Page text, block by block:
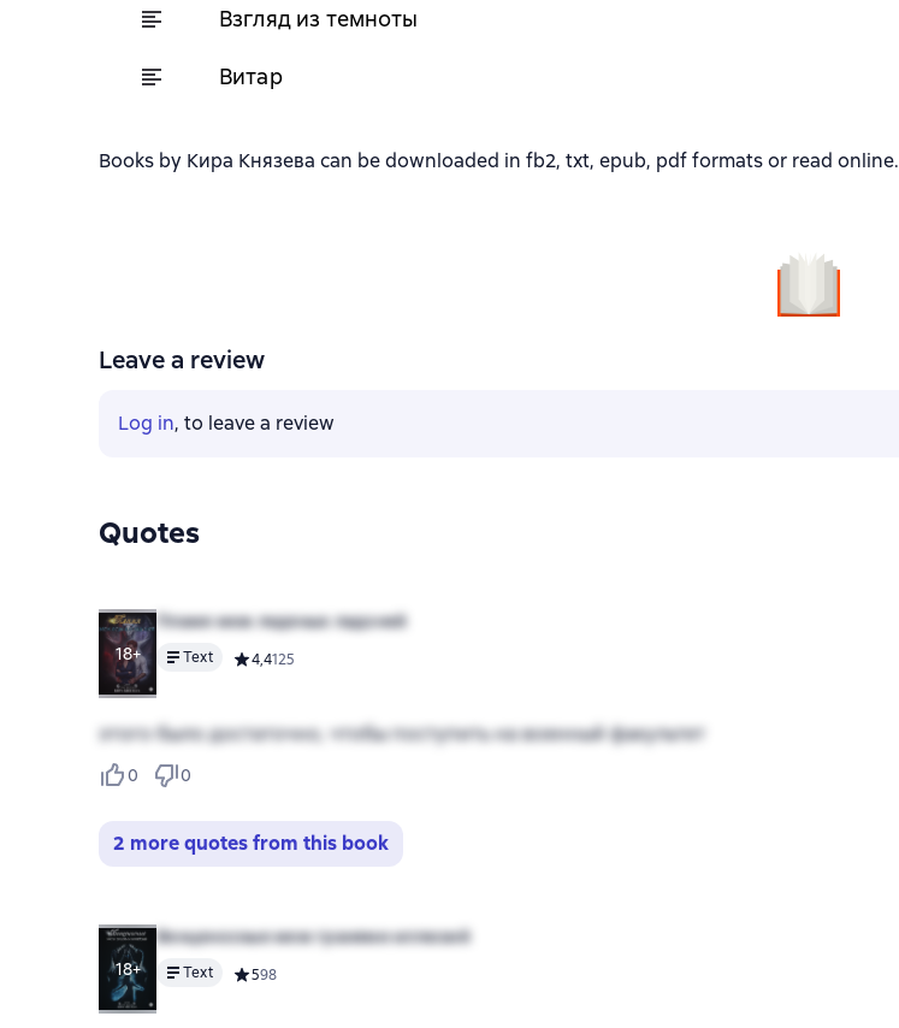
Взгляд из темноты
Витар
Books by Кира Князева can be downloaded in fb2, txt, epub, pdf formats or read online.
Leave a review
Log in, to leave a review
Quotes
18+
Пламя меж ледяных ладоней
Text Средний рейтинг 4,4 на основе 125 оценок
4,4125
этого было достаточно, чтобы поступить на военный факультет
0 0
2 more quotes from this book
18+
Венценосные меж гранями иллюзий
Text Средний рейтинг 5 на основе 98 оценок
598